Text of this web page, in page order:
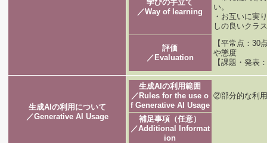
学びの手立て
／Way of learning
い。
・お互いに実
しの良いクラ
評価
／Evaluation
【平常点：30
や態
【課題・発表
生成AIの利用について
／Generative AI Usage
生成AIの利用範囲
／Rules for the use o
f Generative AI Usage
②部分的な利
補足事項（任意）
／Additional Informat
ion